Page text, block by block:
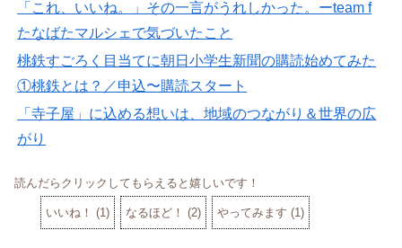
「これ、いいね。」その一言がうれしかった。ーteam f
たなばたマルシェで気づいたこと
桃鉄すごろく目当てに朝日小学生新聞の購読始めてみた
①桃鉄とは？／申込〜購読スタート
「寺子屋」に込める想いは、地域のつながり＆世界の広
がり
読んだらクリックしてもらえると嬉しいです！
いいね！ (1) なるほど！ (2) やってみます (1)